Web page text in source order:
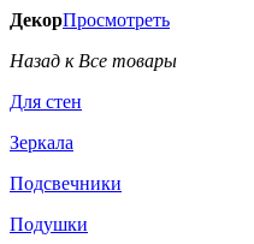
ДекорПросмотреть
Назад к Все товары
Для стен
Зеркала
Подсвечники
Подушки